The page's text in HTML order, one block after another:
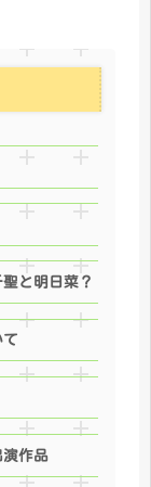
と明日菜？
て
演作品